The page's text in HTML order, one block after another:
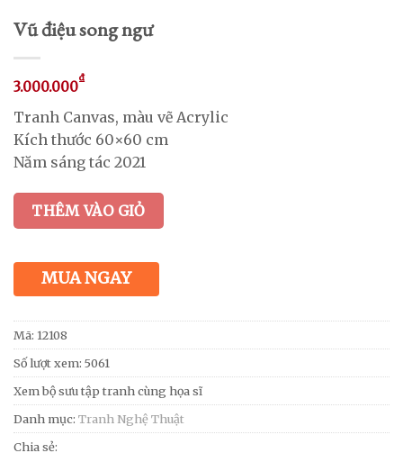
Vũ điệu song ngư
3.000.000₫
Tranh Canvas, màu vẽ Acrylic
Kích thước 60×60 cm
Năm sáng tác 2021
THÊM VÀO GIỎ
MUA NGAY
Mã: 12108
Số lượt xem: 5061
Xem bộ sưu tập tranh cùng họa sĩ
Danh mục: Tranh Nghệ Thuật
Chia sẻ: